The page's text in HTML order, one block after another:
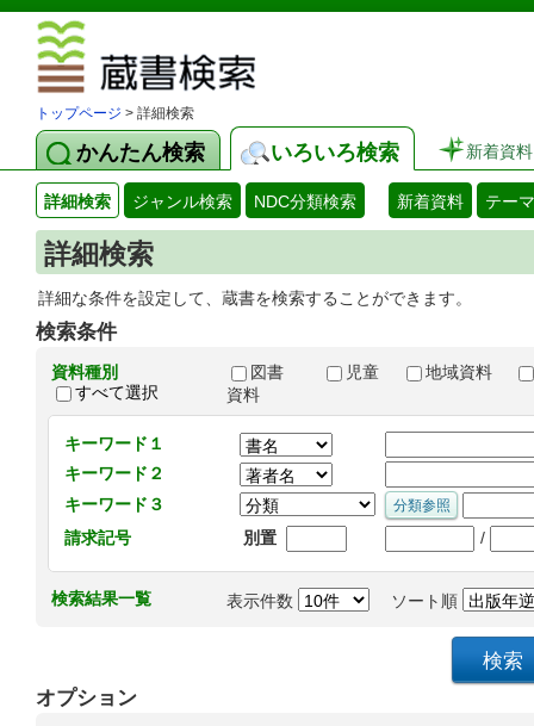
トップページ > 詳細検索
かんたん検索 いろいろ検索 新着資料
詳細検索 ジャンル検索 NDC分類検索 新着資料 テー
詳細検索
詳細な条件を設定して、蔵書を検索することができます。
検索条件
資料種別
すべて選択
図書 児童
地域資料
資料
キーワード１
キーワード２
キーワード３
請求記号
別置 /
検索結果一覧 表示件数 ソート順
オプション